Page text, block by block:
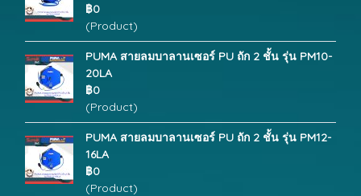
฿0
(Product)
PUMA สายลมบาลานเซอร์ PU ถัก 2 ชั้น รุ่น PM10-
20LA
฿0
(Product)
PUMA สายลมบาลานเซอร์ PU ถัก 2 ชั้น รุ่น PM12-
16LA
฿0
(Product)